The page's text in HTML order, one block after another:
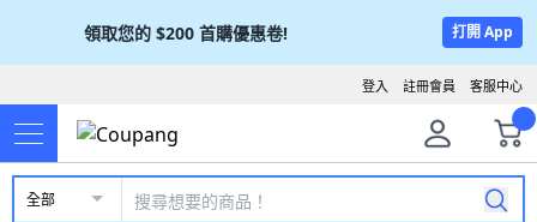
領取您的 $200 首購優惠卷! 打開 App
客服中心
註冊會員
登入
全部